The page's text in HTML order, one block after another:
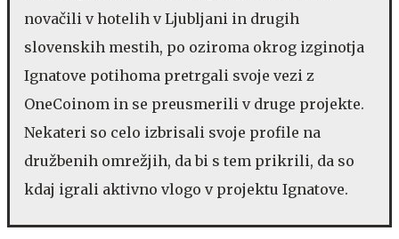
novačili v hotelih v Ljubljani in drugih
slovenskih mestih, po oziroma okrog izginotja
Ignatove potihoma pretrgali svoje vezi z
OneCoinom in se preusmerili v druge projekte.
Nekateri so celo izbrisali svoje profile na
družbenih omrežjih, da bi s tem prikrili, da so
kdaj igrali aktivno vlogo v projektu Ignatove.